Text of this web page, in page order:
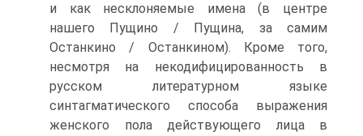
и как несклоняемые имена (в центре
нашего Пущино / Пущина, за самим
Останкино / Останкином). Кроме того,
несмотря на некодифицированность в
русском литера­турном языке
синтагматического способа выражения
женского пола дейст­вующего лица в